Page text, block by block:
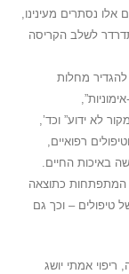
אלו נסתרים מעינינו,
לשלב הקריסה
מחלות
לא ידוע” וכד’,
רפואיים,
באיכות החיים.
המתפתחות כתוצאה
טיפולים – וכך גם
אמתי יושג